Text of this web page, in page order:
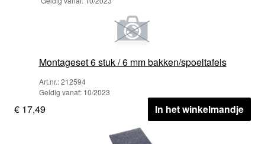
Montageset 6 stuk / 6 mm bakken/spoeltafels
Art.nr.: 212594
Geldig vanaf: 10/2023
€ 17,49 In het winkelmandje